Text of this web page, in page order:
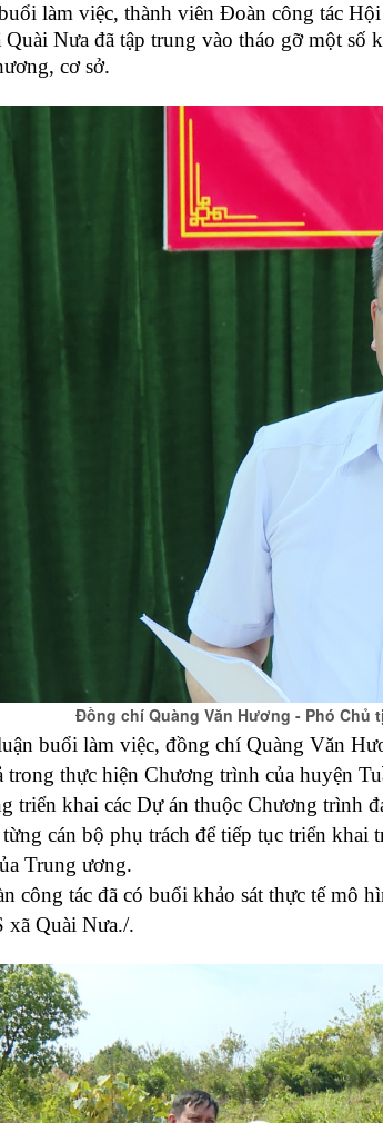
làm việc, thành viên Đoàn công tác Hội
Nưa đã tập trung vào tháo gỡmột số
cơ sở.
Đồng chí Quàng Văn Hương - Phó Chủ
buổi làm việc, đồng chí Quàng Văn
trong thực hiện Chương trình của huyện
triển khai các Dự án thuộc Chương trình
cán bộ phụ trách để tiếp tục triển
Trung ương.
công tác đã có buổi khảo sát thực tế mô
xã Quài Nưa./.